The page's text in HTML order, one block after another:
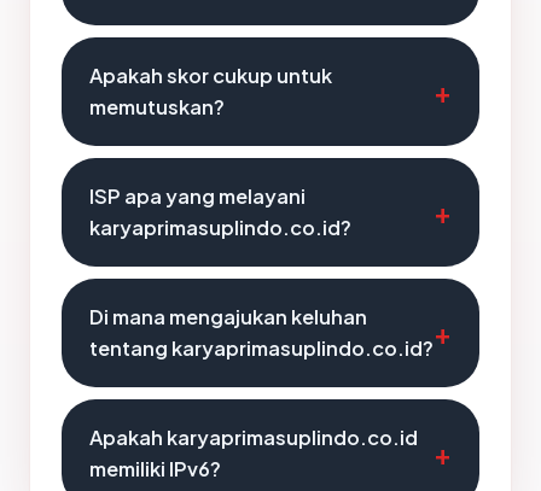
Apakah skor cukup untuk
memutuskan?
ISP apa yang melayani
karyaprimasuplindo.co.id?
Di mana mengajukan keluhan
tentang karyaprimasuplindo.co.id?
Apakah karyaprimasuplindo.co.id
memiliki IPv6?